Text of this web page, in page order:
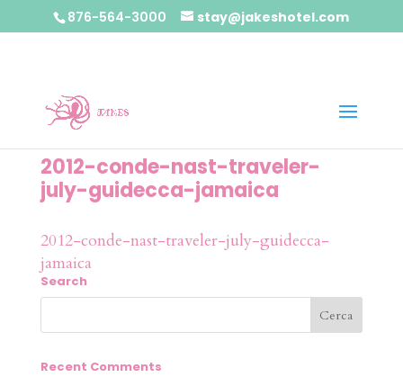
876-564-3000 stay@jakeshotel.com
2012-conde-nast-traveler-
july-guidecca-jamaica
2012-conde-nast-traveler-july-guidecca-
jamaica
Search
Recent Comments